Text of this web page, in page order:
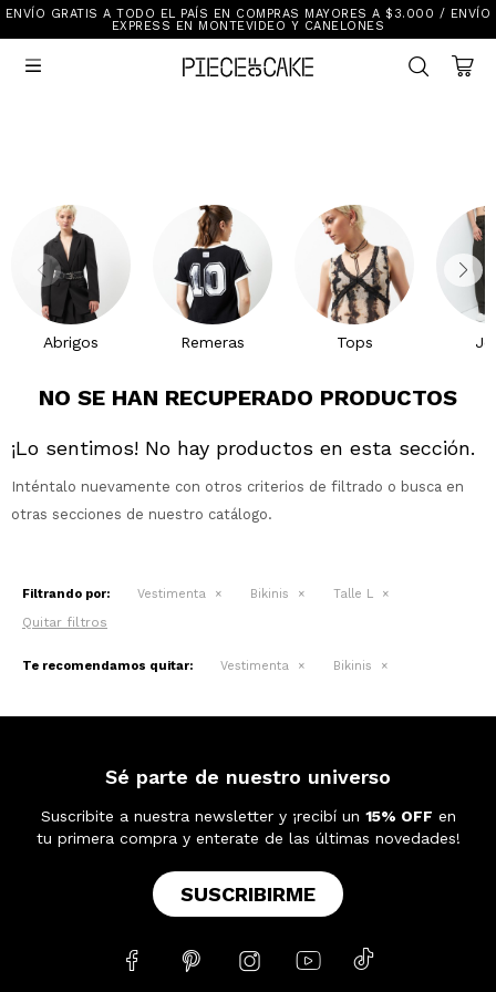
ENVÍO GRATIS A TODO EL PAÍS EN COMPRAS MAYORES A $3.000 / ENVÍO
EXPRESS EN MONTEVIDEO Y CANELONES

Abrigos Remeras Tops
NO SE HAN RECUPERADO PRODUCTOS
¡Lo sentimos! No hay productos en esta sección.
Inténtalo nuevamente con otros criterios de filtrado o busca en
otras secciones de nuestro catálogo.
Filtrando por: Vestimenta Bikinis Talle L
Quitar filtros
Te recomendamos quitar: Vestimenta Bikinis
Sé parte de nuestro universo
Suscribite a nuestra newsletter y ¡recibí un 15% OFF en
tu primera compra y enterate de las últimas novedades!
SUSCRIBIRME
    
Sale
New In
Mi cuenta
Ayuda
Ver Todo
Vestimenta